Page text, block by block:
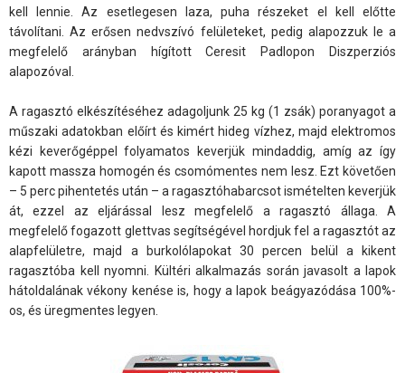
kell lennie. Az esetlegesen laza, puha részeket el kell előtte
távolítani. Az erősen nedvszívó felületeket, pedig alapozzuk le a
megfelelő arányban hígított Ceresit Padlopon Diszperziós
alapozóval.
A ragasztó elkészítéséhez adagoljunk 25 kg (1 zsák) poranyagot a
műszaki adatokban előírt és kimért hideg vízhez, majd elektromos
kézi keverőgéppel folyamatos keverjük mindaddig, amíg az így
kapott massza homogén és csomómentes nem lesz. Ezt követően
– 5 perc pihentetés után – a ragasztóhabarcsot ismételten keverjük
át, ezzel az eljárással lesz megfelelő a ragasztó állaga. A
megfelelő fogazott glettvas segítségével hordjuk fel a ragasztót az
alapfelületre, majd a burkolólapokat 30 percen belül a kikent
ragasztóba kell nyomni. Kültéri alkalmazás során javasolt a lapok
hátoldalának vékony kenése is, hogy a lapok beágyazódása 100%-
os, és üregmentes legyen.